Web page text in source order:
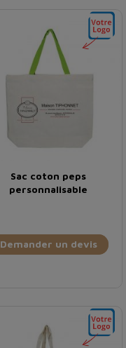
Sac coton peps
personnalisable
Demander un devis